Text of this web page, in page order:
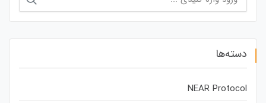
برای:
دسته‌ها
NEAR Protocol